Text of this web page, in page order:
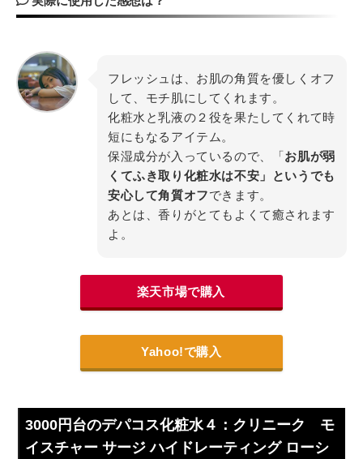
フレッシュは、お肌の角質を優しくオフ
して、モチ肌にしてくれます。
化粧水と乳液の２役を果たしてくれて時
短にもなるアイテム。
保湿成分が入っているので、「お肌が弱
くてふき取り化粧水は不安」というでも
安心して角質オフできます。
あとは、香りがとてもよくて癒されます
よ。
楽天市場で購入
Yahoo!で購入
3000円台のデパコス化粧水４：クリニーク モ
イスチャー サージ ハイドレーティング ローシ